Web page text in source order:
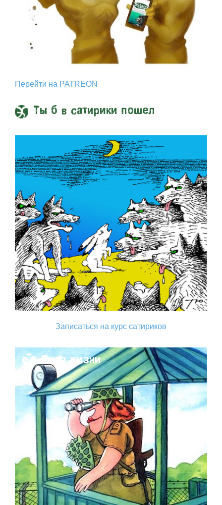
Перейти на PATREON
Ты б в сатирики пошел
Записаться на курс сатириков
Поза жизни